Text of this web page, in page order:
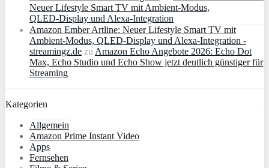
Neuer Lifestyle Smart TV mit Ambient‑Modus,
QLED‑Display und Alexa‑Integration
Amazon Ember Artline: Neuer Lifestyle Smart TV mit
Ambient‑Modus, QLED‑Display und Alexa‑Integration -
streamingz.de zuAmazon Echo Angebote 2026: Echo Dot
Max, Echo Studio und Echo Show jetzt deutlich günstiger für
Streaming
Kategorien
Allgemein
Amazon Prime Instant Video
Apps
Fernsehen